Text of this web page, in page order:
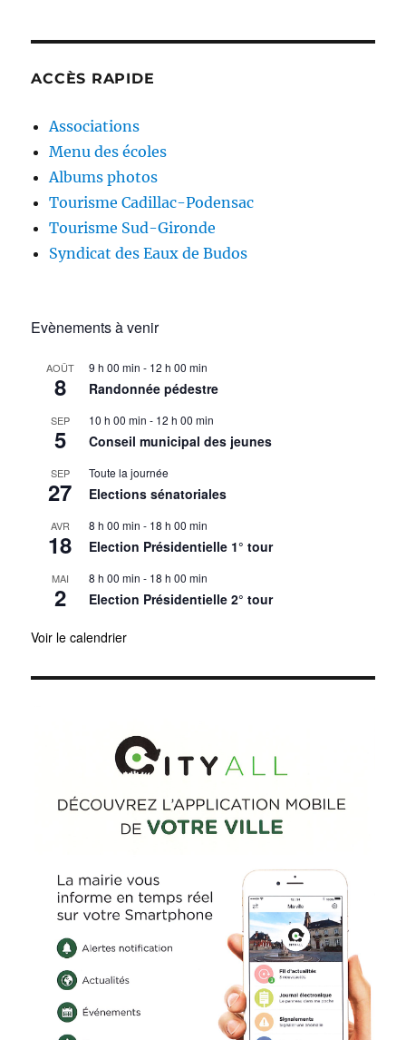
ACCÈS RAPIDE
Associations
Menu des écoles
Albums photos
Tourisme Cadillac-Podensac
Tourisme Sud-Gironde
Syndicat des Eaux de Budos
Evènements à venir
AOÛT
8
9 h 00 min - 12 h 00 min
Randonnée pédestre
SEP
5
10 h 00 min - 12 h 00 min
Conseil municipal des jeunes
SEP
27
Toute la journée
Elections sénatoriales
AVR
18
8 h 00 min - 18 h 00 min
Election Présidentielle 1° tour
MAI
2
8 h 00 min - 18 h 00 min
Election Présidentielle 2° tour
Voir le calendrier